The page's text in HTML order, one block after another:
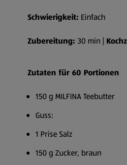
Schwierigkeit: Einfach
Zubereitung: 30 min |
Zutaten für 60 Portionen
150 g MILFINA Teebutter
Guss:
1 Prise Salz
150 g Zucker, braun